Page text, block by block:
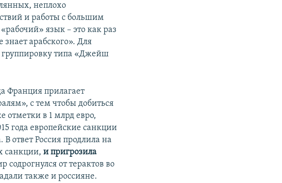
неплохо
и работы с большим
язык – это как раз
знает арабского». Для
типа «Джейш
Франция прилагает
с тем чтобы добиться
в 1 млрд евро,
года европейские санкции
ответ Россия продлила на
санкции,и пригрозила
содрогнулся от терактов во
также и россияне.